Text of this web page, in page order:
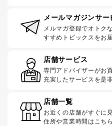
メールマガジンサー
メルマガ登録でオトク
すすめトピックスをお
店舗サービス
専門アドバイザーがお
充実したサービスを是
店舗一覧
お近くの店舗がすぐに
住所や営業時間はこち